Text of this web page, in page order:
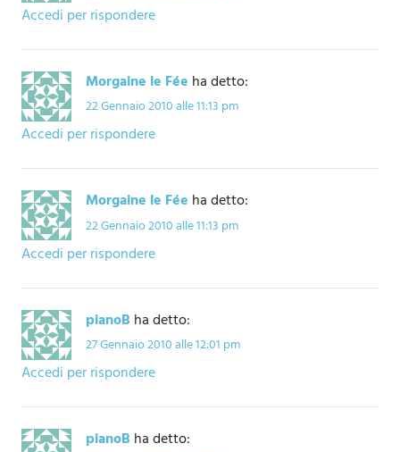
Accedi per rispondere
Morgaine le Fée ha detto:
22 Gennaio 2010 alle 11:13 pm
Accedi per rispondere
Morgaine le Fée ha detto:
22 Gennaio 2010 alle 11:13 pm
Accedi per rispondere
pianoB ha detto:
27 Gennaio 2010 alle 12:01 pm
Accedi per rispondere
pianoB ha detto: